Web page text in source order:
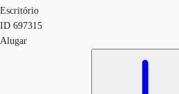
Escritório
ID 697315
Alugar